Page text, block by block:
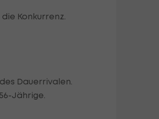
Konkurrenz.
Dauerrivalen.
Jährige.